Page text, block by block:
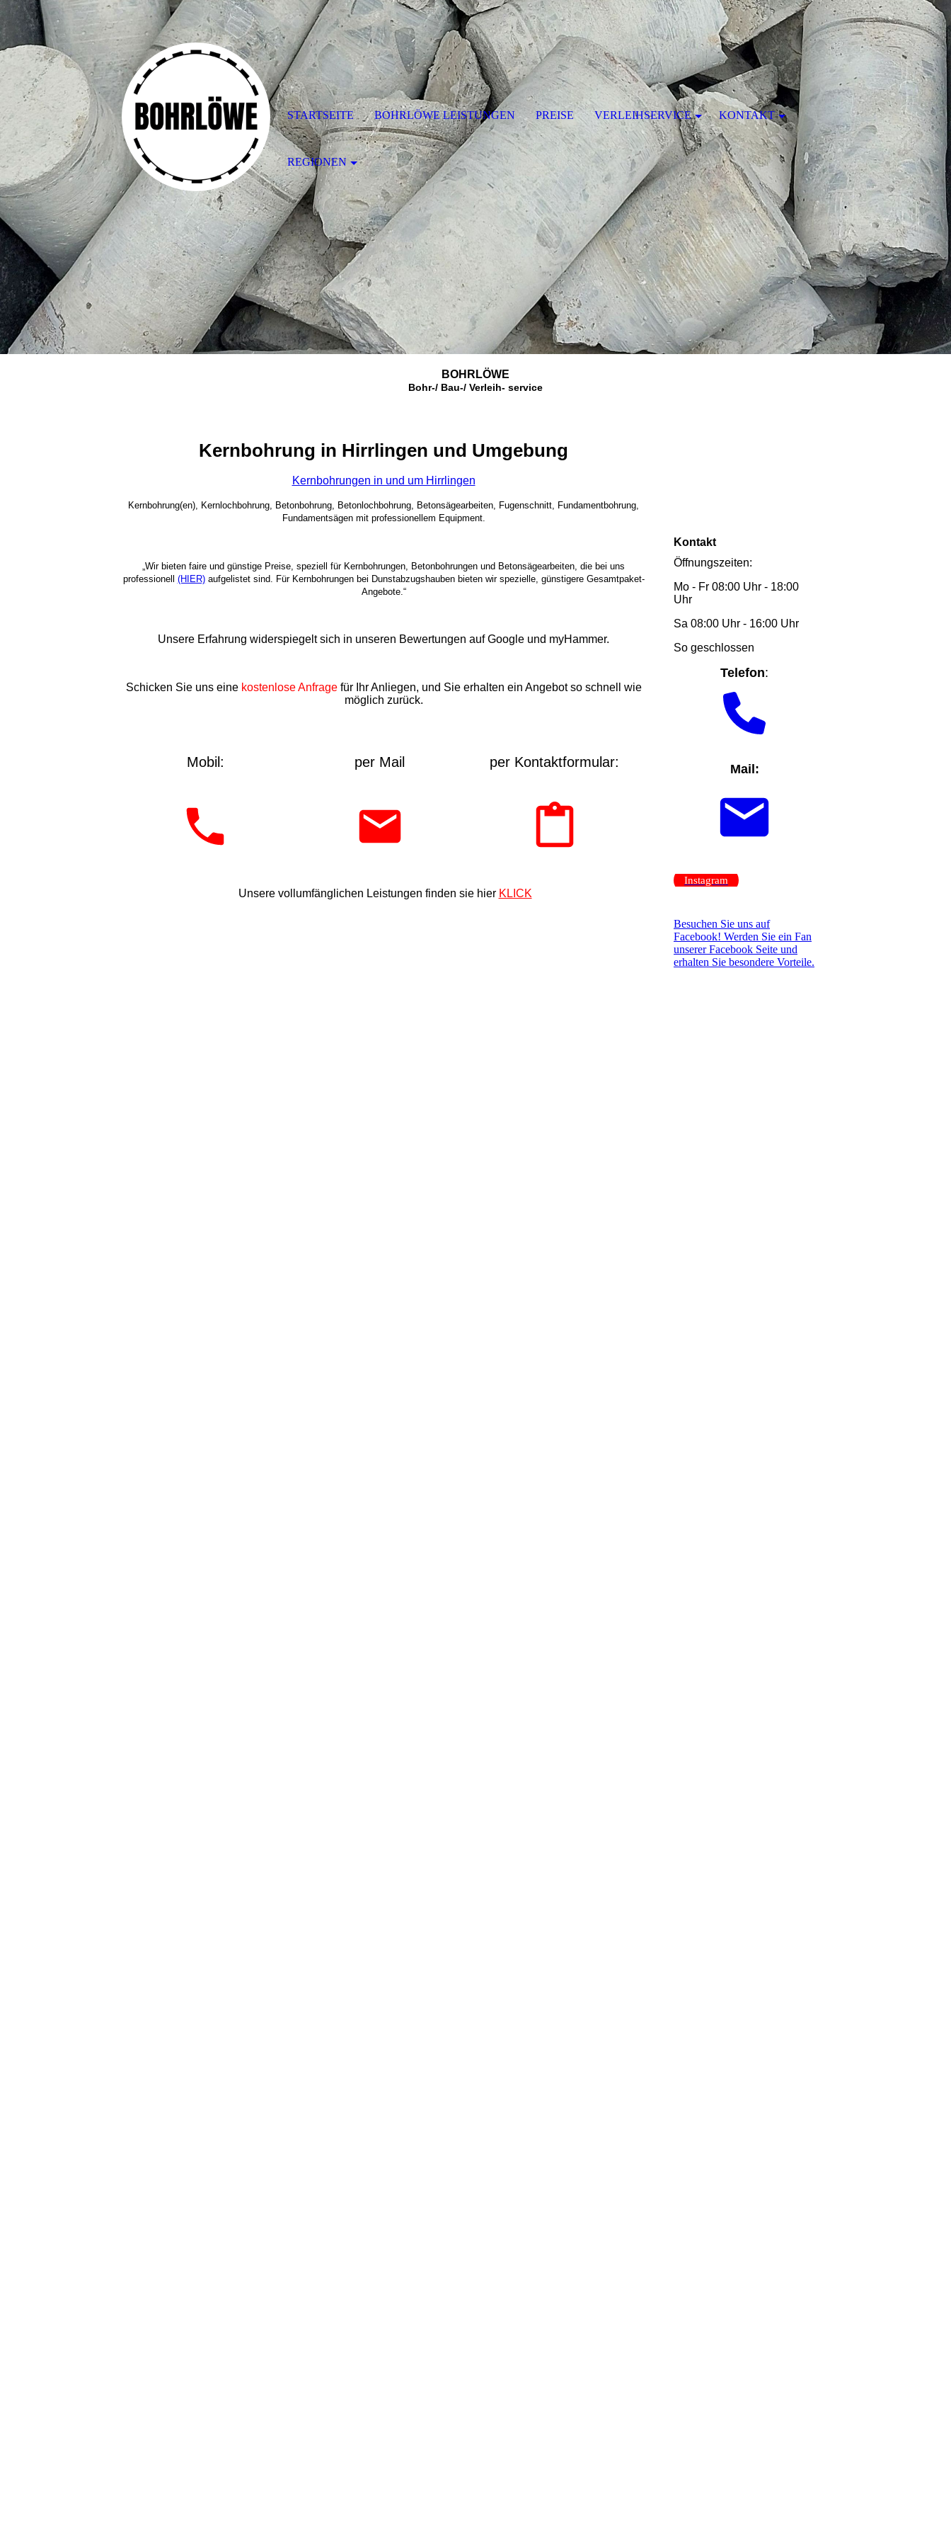
BOHRLÖWE
Bohr-/ Bau-/ Verleih- service
Kernbohrung in Hirrlingen und Umgebung
Kernbohrungen in und um Hirrlingen
Kernbohrung(en), Kernlochbohrung, Betonbohrung, Betonlochbohrung, Betonsägearbeiten, Fugenschnitt, Fundamentbohrung,
Fundamentsägen mit professionellem Equipment.
„Wir bieten faire und günstige Preise, speziell für Kernbohrungen, Betonbohrungen und Betonsägearbeiten, die bei uns
professionell (HIER)aufgelistet sind. Für Kernbohrungen bei Dunstabzugshauben bieten wir spezielle, günstigere Gesamtpaket-
Angebote.“
Unsere Erfahrung widerspiegelt sich in unseren Bewertungen auf Google und myHammer.
Schicken Sie uns eine kostenlose Anfragefür Ihr Anliegen, und Sie erhalten ein Angebot so schnell wie
möglich zurück.
Mobil: per Mail per Kontaktformular:
Unsere vollumfänglichen Leistungen finden sie hier KLICK
Kontakt
Öffnungszeiten:
Mo - Fr 08:00 Uhr - 18:00
Uhr
Sa 08:00 Uhr - 16:00 Uhr
So geschlossen
Telefon:
Mail:
Instagram
Besuchen Sie uns auf
Facebook! Werden Sie ein Fan
unserer Facebook Seite und
erhalten Sie besondere Vorteile.
STARTSEITE BOHRLÖWE LEISTUNGEN PREISE VERLEIHSERVICE KONTAKT
REGIONEN